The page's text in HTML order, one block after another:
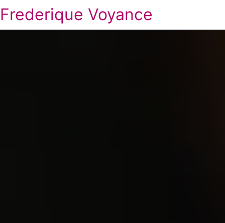
Frederique Voyance